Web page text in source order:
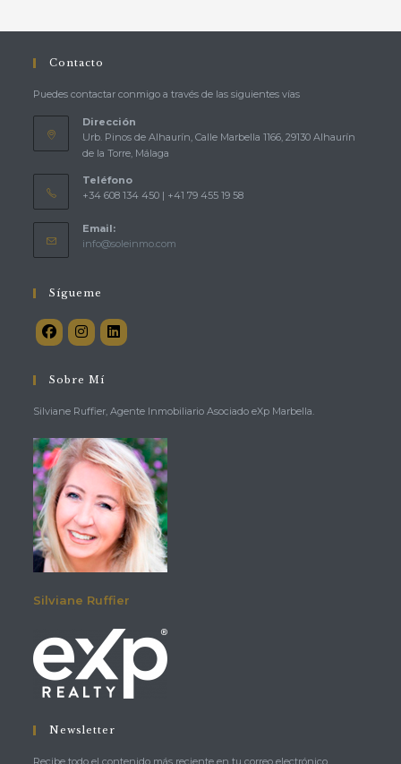
Contacto
Puedes contactar conmigo a través de las siguientes vías
Dirección
Urb. Pinos de Alhaurín, Calle Marbella 1166, 29130 Alhaurín
de la Torre, Málaga
Teléfono
+34 608 134 450 | +41 79 455 19 58
Email:
info@soleinmo.com
Sígueme
Sobre Mí
Silviane Ruffier, Agente Inmobiliario Asociado eXp Marbella.
Silviane Ruffier
Newsletter
Recibe todo el contenido más reciente en tu correo electrónico.